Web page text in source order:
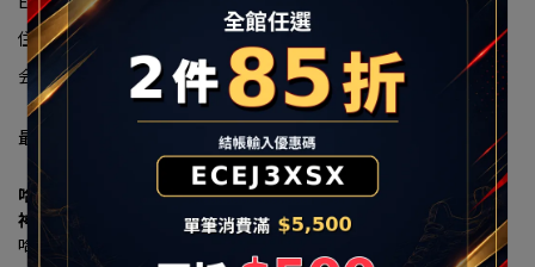
住所：テスト用住所
会社法人番号：90322663
最新消息
哈林運動進駐秀泰生活樹林店 7/18盛大開幕 多重優惠現省上千元
神牌HOKA、UA、MIZUNO 首發登場
哈林運動獨家總代理傳奇潮鞋 MINNETONKA